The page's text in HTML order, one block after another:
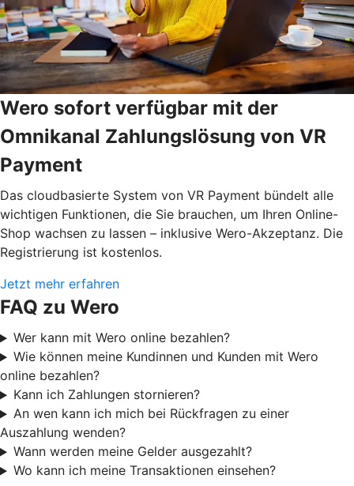
Wero sofort verfügbar mit der
Omnikanal Zahlungslösung von VR
Payment
Das cloudbasierte System von VR Payment bündelt alle
wichtigen Funktionen, die Sie brauchen, um Ihren Online-
Shop wachsen zu lassen – inklusive Wero-Akzeptanz. Die
Registrierung ist kostenlos.
Jetzt mehr erfahren
FAQ zu Wero
Wer kann mit Wero online bezahlen?
Wie können meine Kundinnen und Kunden mit Wero
online bezahlen?
Kann ich Zahlungen stornieren?
An wen kann ich mich bei Rückfragen zu einer
Auszahlung wenden?
Wann werden meine Gelder ausgezahlt?
Wo kann ich meine Transaktionen einsehen?